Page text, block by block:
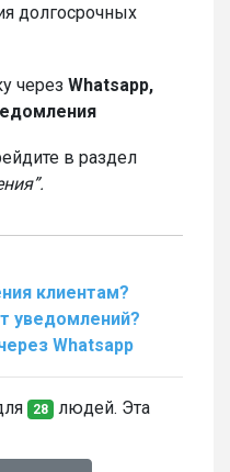
долгосрочных
через Whatsapp,
в раздел
клиентам?
уведомлений?
Whatsapp
28 людей. Эта